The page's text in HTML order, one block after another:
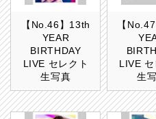
【No.46】13th
YEAR
BIRTHDAY
LIVE セレクト
生写真
【
LIVE セ
生